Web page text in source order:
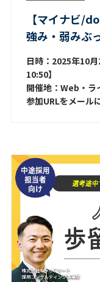
【マイナビ/
強み・弱みぶ
日時：2025年10
10:50】
開催地：Web・
参加URLをメール